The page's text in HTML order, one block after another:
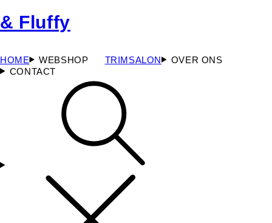
HOME WEBSHOP TRIMSALON
OVER ONS
CONTACT